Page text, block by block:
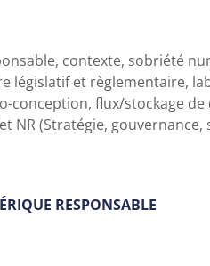
contexte, sobriété
législatif et règlementaire,
conception, flux/stockage de
NR (Stratégie,
RESPONSABLE